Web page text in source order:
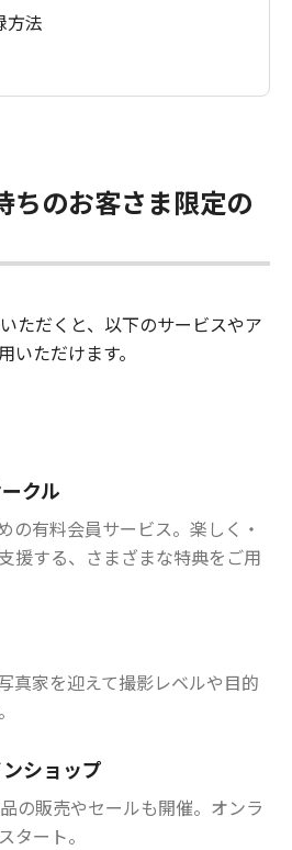
方法
ちのお客さま限定の
ただくと、以下のサービスやア
いただけます。
クル
の有料会員サービス。楽しく・
援する、さまざまな特典をご用
真家を迎えて撮影レベルや目的
ショップ
の販売やセールも開催。オンラ
タート。